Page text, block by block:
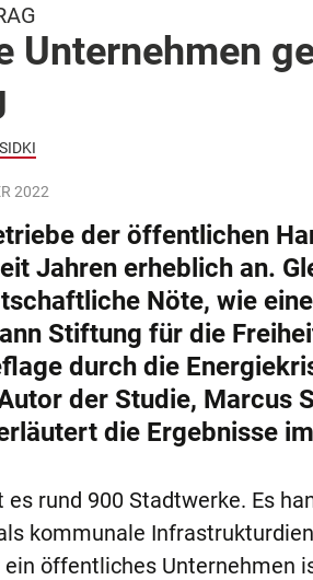
Unternehmen
2022
der öffentlichen
Jahren erheblich an.
Nöte, wie
Stiftung für die
durch die
der Studie, Marcus
die Ergebnisse
es rund 900 Stadtwerke. Es
kommunale
öffentliches Unternehmen